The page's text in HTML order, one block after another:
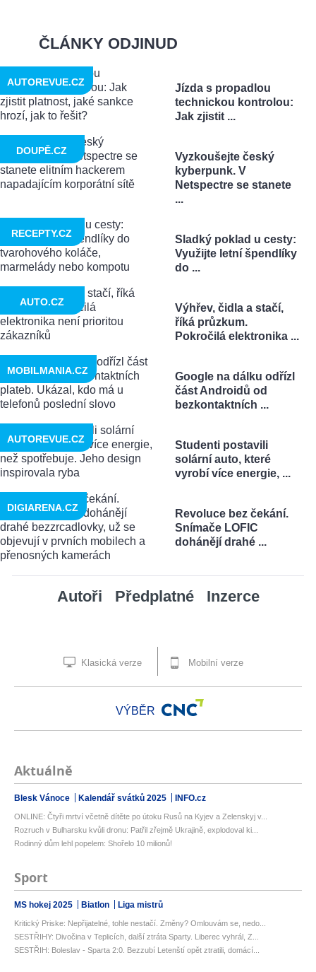
ČLÁNKY ODJINUD
Jízda s propadlou
technickou kontrolou:
Jak zjistit ...
AUTOREVUE.CZ
Vyzkoušejte český
kyberpunk. V
Netspectre se stanete
...
DOUPĚ.CZ
Sladký poklad u cesty:
Využijte letní špendlíky
do ...
RECEPTY.CZ
Výhřev, čidla a stačí,
říká průzkum.
Pokročilá elektronika ...
AUTO.CZ
Google na dálku odřízl
část Androidů od
bezkontaktních ...
MOBILMANIA.CZ
Studenti postavili
solární auto, které
vyrobí více energie, ...
AUTOREVUE.CZ
Revoluce bez čekání.
Snímače LOFIC
dohánějí drahé ...
DIGIARENA.CZ
Autoři Předplatné Inzerce
Klasická verze Mobilní verze
VÝBĚR
Aktuálně
Blesk Vánoce Kalendář svátků 2025 INFO.cz
ONLINE: Čtyři mrtví včetně dítěte po útoku Rusů na Kyjev a Zelenskyj v...
Rozruch v Bulharsku kvůli dronu: Patřil zřejmě Ukrajině, explodoval ki...
Rodinný dům lehl popelem: Shořelo 10 milionů!
Sport
MS hokej 2025 Biatlon Liga mistrů
Kritický Priske: Nepřijatelné, tohle nestačí. Změny? Omlouvám se, nedo...
SESTŘIHY: Divočina v Teplicích, další ztráta Sparty. Liberec vyhrál, Z...
SESTŘIH: Boleslav - Sparta 2:0. Bezzubí Letenští opět ztratili, domácí...